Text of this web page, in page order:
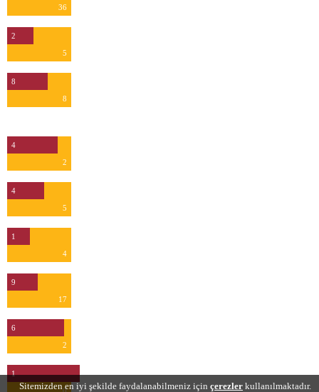
36
2
5
8
8
4
2
4
5
1
4
9
17
6
2
1
Sitemizden en iyi şekilde faydalanabilmeniz için çerezler kullanılmaktadır.